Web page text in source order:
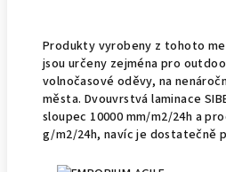
Produkty vyrobeny z tohoto
jsou určeny zejména pro
volnočasové oděvy, na
města. Dvouvrstvá laminace
sloupec 10000 mm/m2/24h a
g/m2/24h, navíc je dostatečně